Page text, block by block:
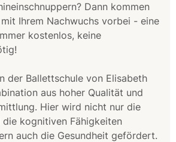
Dann kommen
Ihrem Nachwuchs vorbei - eine
kostenlos, keine
der Ballettschule von Elisabeth
aus hoher Qualität und
Hier wird nicht nur die
kognitiven Fähigkeiten
auch die Gesundheit gefördert.